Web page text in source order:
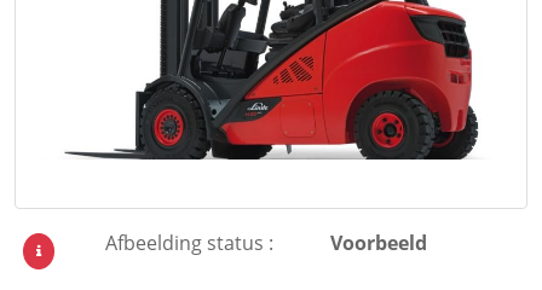
Afbeelding status : Voorbeeld